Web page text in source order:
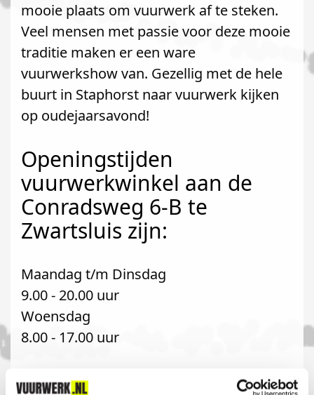
mooie plaats om vuurwerk af te steken.
Veel mensen met passie voor deze mooie
traditie maken er een ware
vuurwerkshow van. Gezellig met de hele
buurt in Staphorst naar vuurwerk kijken
op oudejaarsavond!
Openingstijden
vuurwerkwinkel aan de
Conradsweg 6-B te
Zwartsluis zijn:
Maandag t/m Dinsdag
9.00 - 20.00 uur
Woensdag
8.00 - 17.00 uur